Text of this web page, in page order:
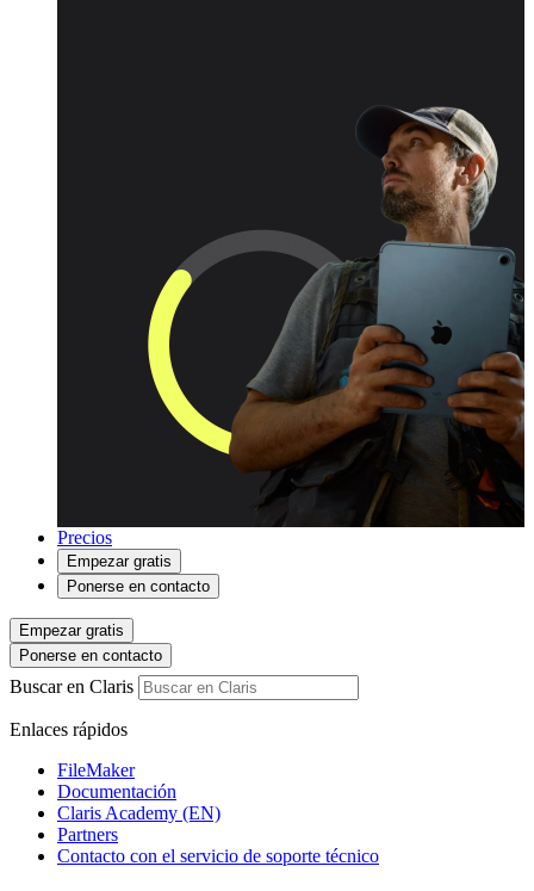
Precios
Empezar gratis
Ponerse en contacto
Empezar gratis
Ponerse en contacto
Buscar en Claris
Enlaces rápidos
FileMaker
Documentación
Claris Academy (EN)
Partners
Contacto con el servicio de soporte técnico